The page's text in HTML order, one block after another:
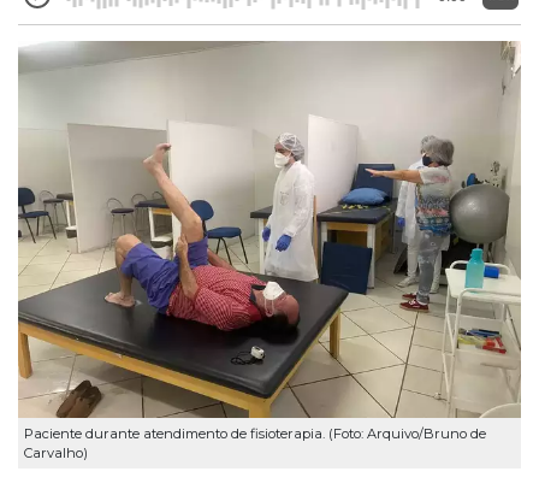
Paciente durante atendimento de fisioterapia. (Foto: Arquivo/Bruno de
Carvalho)